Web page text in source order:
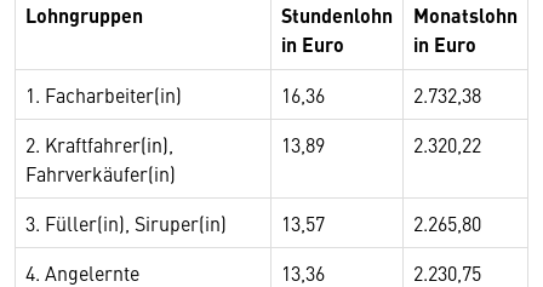
Lohngruppen
Stundenlohn
in Euro
Monatslohn
in Euro
1. Facharbeiter(in) 16,36
2.732,38
2. Kraftfahrer(in),
Fahrverkäufer(in)
13,89 2.320,22
3. Füller(in), Siruper(in) 13,57
2.265,80
4. Angelernte
13,36 2.230,75